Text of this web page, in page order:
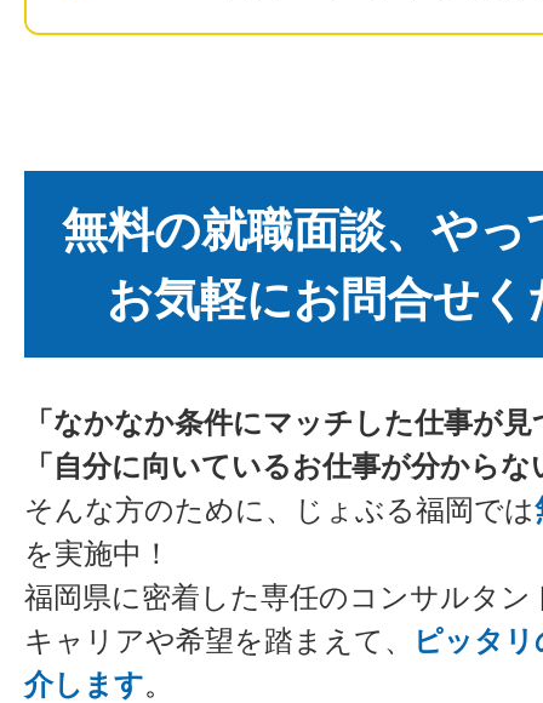
無料の就職面談、やっ
お気軽にお問合せく
「なかなか条件にマッチした仕事が
「自分に向いているお仕事が分からな
そんな方のために、じょぶる福岡では
を実施中！
福岡県に密着した専任のコンサルタ
キャリアや希望を踏まえて、
ピッタ
介します。